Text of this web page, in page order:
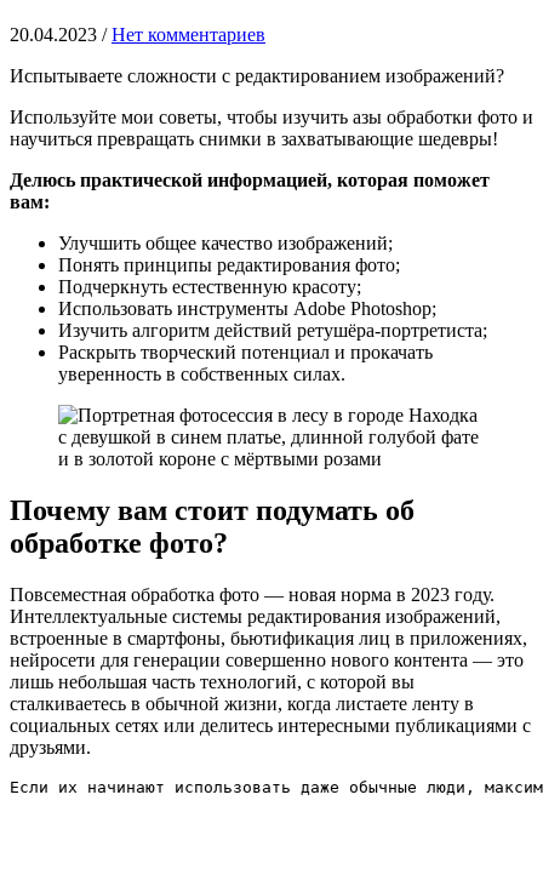
20.04.2023 / Нет комментариев
Испытываете сложности с редактированием изображений?
Используйте мои советы, чтобы изучить азы обработки фото и
научиться превращать снимки в захватывающие шедевры!
Делюсь практической информацией, которая поможет
вам:
Улучшить общее качество изображений;
Понять принципы редактирования фото;
Подчеркнуть естественную красоту;
Использовать инструменты Adobe Photoshop;
Изучить алгоритм действий ретушёра-портретиста;
Раскрыть творческий потенциал и прокачать
уверенность в собственных силах.
Почему вам стоит подумать об
обработке фото?
Повсеместная обработка фото — новая норма в 2023 году.
Интеллектуальные системы редактирования изображений,
встроенные в смартфоны, бьютификация лиц в приложениях,
нейросети для генерации совершенно нового контента — это
лишь небольшая часть технологий, с которой вы
сталкиваетесь в обычной жизни, когда листаете ленту в
социальных сетях или делитесь интересными публикациями с
друзьями.
Если их начинают использовать даже обычные люди,